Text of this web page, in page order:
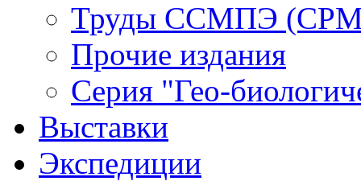
Труды ССМПЭ
Прочие издания
Серия "Гео-
Выставки
Экспедиции